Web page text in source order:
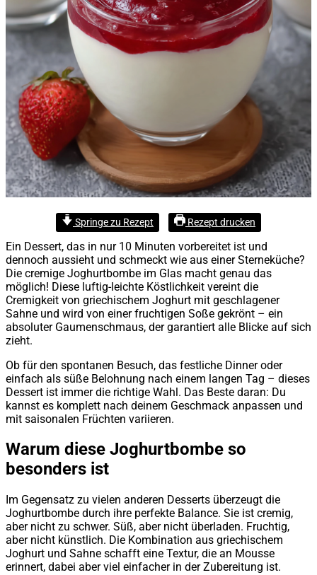
Springe zu Rezept Rezept drucken
Ein Dessert, das in nur 10 Minuten vorbereitet ist und
dennoch aussieht und schmeckt wie aus einer Sterneküche?
Die cremige Joghurtbombe im Glas macht genau das
möglich! Diese luftig-leichte Köstlichkeit vereint die
Cremigkeit von griechischem Joghurt mit geschlagener
Sahne und wird von einer fruchtigen Soße gekrönt – ein
absoluter Gaumenschmaus, der garantiert alle Blicke auf sich
zieht.
Ob für den spontanen Besuch, das festliche Dinner oder
einfach als süße Belohnung nach einem langen Tag – dieses
Dessert ist immer die richtige Wahl. Das Beste daran: Du
kannst es komplett nach deinem Geschmack anpassen und
mit saisonalen Früchten variieren.
Warum diese Joghurtbombe so
besonders ist
Im Gegensatz zu vielen anderen Desserts überzeugt die
Joghurtbombe durch ihre perfekte Balance. Sie ist cremig,
aber nicht zu schwer. Süß, aber nicht überladen. Fruchtig,
aber nicht künstlich. Die Kombination aus griechischem
Joghurt und Sahne schafft eine Textur, die an Mousse
erinnert, dabei aber viel einfacher in der Zubereitung ist.